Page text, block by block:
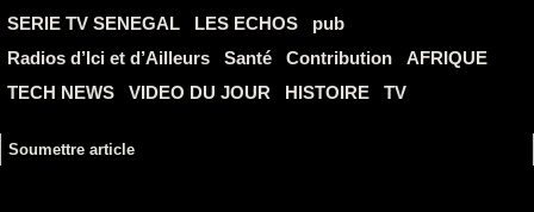
SERIE TV SENEGAL
LES ECHOS
pub
Radios d’Ici et d’Ailleurs
Santé Contribution
AFRIQUE
TECH NEWS
VIDEO DU JOUR HISTOIRE TV
Soumettre article